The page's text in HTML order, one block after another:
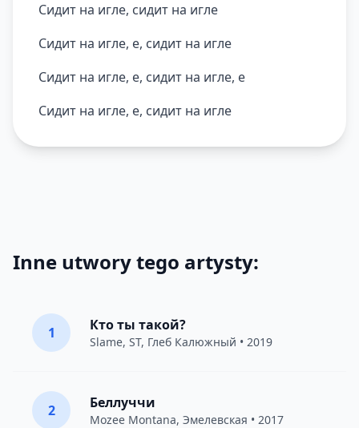
Сидит на игле, сидит на игле
Сидит на игле, е, сидит на игле
Сидит на игле, е, сидит на игле, е
Сидит на игле, е, сидит на игле
Inne utwory tego artysty:
1 Кто ты такой?
Slame, ST, Глеб Калюжный • 2019
2 Беллуччи
Mozee Montana, Эмелевская • 2017